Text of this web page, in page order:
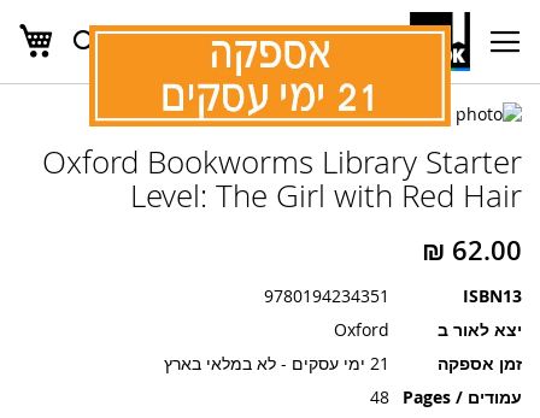
Skip
Content
חפש
Oxford Bookworms Library Starter
Level: The Girl with Red Hair
ISBN13
9780194234351
יצא לאור ב
Oxford
זמן אספקה
21 ימי עסקים - לא במלאי בארץ
עמודים / Pages
48
לדלג
של
גלריית
תמונות
להתחלה
של
גלריית